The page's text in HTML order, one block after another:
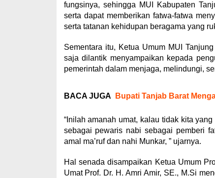
fungsinya, sehingga MUI Kabupaten
serta dapat memberikan fatwa-fatwa
serta tatanan kehidupan beragama yang
Sementara itu, Ketua Umum MUI
saja dilantik menyampaikan kepada
pemerintah dalam menjaga, melindungi,
BACA JUGA Bupati Tanjab Barat
“Inilah amanah umat, kalau tidak kita
sebagai pewaris nabi sebagai pemberi
amal ma’ruf dan nahi Munkar, ” ujarnya.
Hal senada disampaikan Ketua Umum
Umat Prof. Dr. H. Amri Amir, SE., M.Si